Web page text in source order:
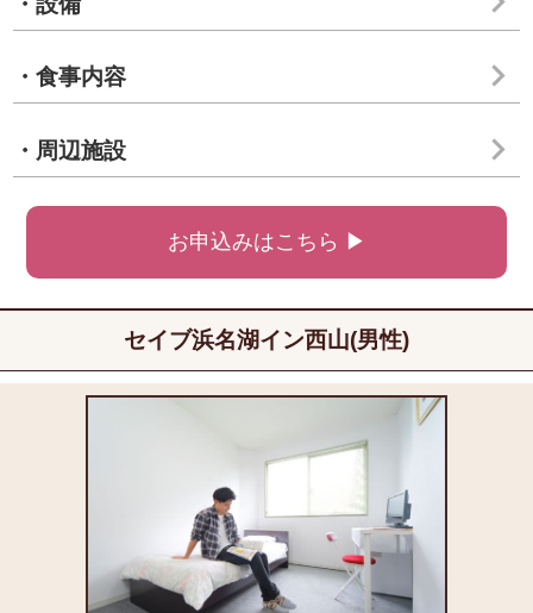
・食事内容
・周辺施設
お申込みはこちら ▶
セイブ浜名湖イン西山(男性)